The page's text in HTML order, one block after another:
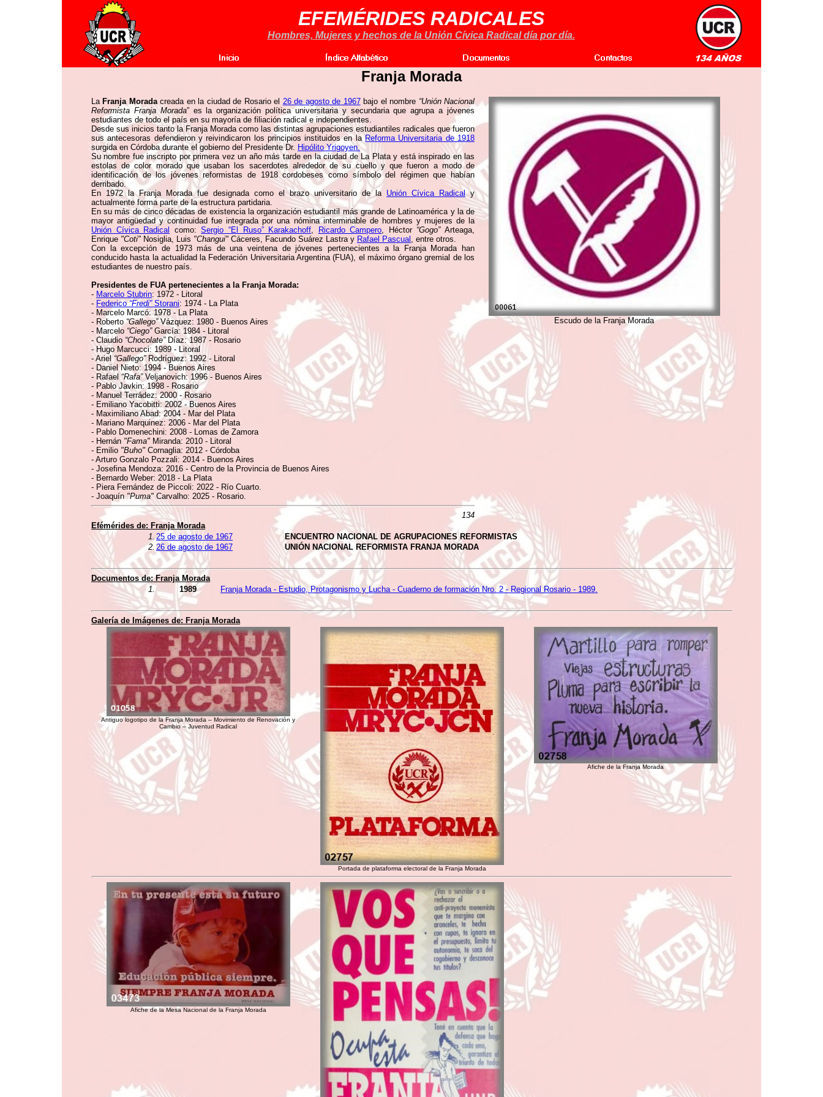
EFEMÉRIDES RADICALES
Hombres, Mujeres y hechos de la Unión Cívica Radical día por día.
Franja Morada
La Franja Moradacreada en la ciudad de Rosario el 26 de agosto de 1967bajo el nombre “Unión Nacional
Reformista Franja Morada” es la organización política universitaria y secundaria que agrupa a jóvenes
estudiantes de todo el país en su mayoría de filiación radical e independientes.
Desde sus inicios tanto la Franja Morada como las distintas agrupaciones estudiantiles radicales que fueron
sus antecesoras defendieron y reivindicaron los principios instituidos en laReforma Universitaria de 1918
surgida en Córdoba durante el gobierno del Presidente Dr. Hipólito Yrigoyen.
Su nombre fue inscripto por primera vez un año más tarde en la ciudad de La Plata y está inspirado en las
estolas de color morado que usaban los sacerdotes alrededor de su cuello y que fueron a modo de
identificación de los jóvenes reformistas de 1918 cordobeses como símbolo del régimen que habían
derribado.
En 1972 la Franja Morada fue designada como el brazo universitario de la Unión Cívica Radicaly
actualmente forma parte de la estructura partidaria.
En su más de cinco décadas de existencia la organización estudiantil más grande de Latinoamérica y la de
mayor antigüedad y continuidad fue integrada por una nómina interminable de hombres y mujeres de la
Unión Cívica Radical
como:Sergio “El Ruso” Karakachoff, Ricardo Campero, Héctor “Gogo”Arteaga,
Enrique "Coti" Nosiglia, Luis "Changui" Cáceres, Facundo Suárez Lastra y Rafael Pascual , entre otros.
Con la excepción de 1973 más de una veintena de jóvenes pertenecientes a la Franja Morada han
conducido hasta la actualidad la Federación Universitaria Argentina (FUA), el máximo órgano gremial de los
estudiantes de nuestro país.
Presidentes de FUA pertenecientes a la Franja Morada:
- Marcelo Stubrin: 1972 - Litoral
- Federico“Fredi”Storani: 1974 - La Plata
- Marcelo Marcó: 1978 - La Plata
- Roberto“Gallego”Vázquez: 1980 - Buenos Aires
- Marcelo “Ciego”García: 1984 - Litoral
- Claudio “Chocolate”Díaz: 1987 - Rosario
- Hugo Marcucci: 1989 - Litoral
- Ariel“Gallego”Rodríguez: 1992 - Litoral
- Daniel Nieto: 1994 - Buenos Aires
- Rafael“Rafa”Veljanovich: 1996 - Buenos Aires
- Pablo Javkin: 1998 - Rosario
- Manuel Terrádez: 2000 - Rosario
- Emiliano Yacobitti: 2002 - Buenos Aires
- Maximiliano Abad: 2004 - Mar del Plata
- Mariano Marquinez: 2006 - Mar del Plata
- Pablo Domenechini: 2008 - Lomas de Zamora
- Hernán "Fama" Miranda: 2010 - Litoral
- Emilio "Buho" Cornaglia: 2012 - Córdoba
- Arturo Gonzalo Pozzali: 2014 - Buenos Aires
- Josefina Mendoza: 2016 - Centro de la Provincia de Buenos Aires
- Bernardo Weber: 2018 - La Plata
- Piera Fernández de Piccoli: 2022 - Río Cuarto.
- Joaquín "Puma" Carvalho: 2025 - Rosario.
134
Escudo de la Franja Morada
Efémérides de: Franja Morada
1. 25 de agosto de 1967
ENCUENTRO NACIONAL DE AGRUPACIONES REFORMISTAS
2. 26 de agosto de 1967 UNIÓN NACIONAL REFORMISTA FRANJA MORADA
Documentos de:Franja Morada
1.
1989 Franja Morada - Estudio, Protagonismo y Lucha - Cuaderno de formación Nro. 2 - Regional Rosario - 1989.
Galería de Imágenes de: Franja Morada
Antiguo logotipo de la Franja Morada – Movimiento de Renovación y
Cambio – Juventud Radical
Portada de plataforma electoral de la Franja Morada
Afiche de la Franja Morada
Afiche de la Mesa Nacional de la Franja Morada